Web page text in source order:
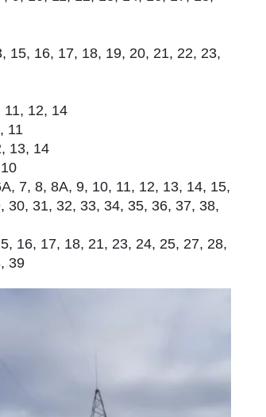
16, 17, 18, 19, 20, 21, 22, 23,
12, 14
11
13, 14
7, 8, 8А, 9, 10, 11, 12, 13, 14, 15,
30, 31, 32, 33, 34, 35, 36, 37, 38,
16, 17, 18, 21, 23, 24, 25, 27, 28,
39